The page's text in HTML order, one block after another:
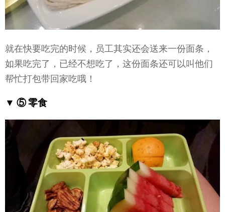
就在快要吃完的时候，员工其实还会送来一份面条，
如果吃完了，已经不想吃了，这份面条还可以叫他们
帮忙打包带回家吃哦！
▼ ⑤ 零食